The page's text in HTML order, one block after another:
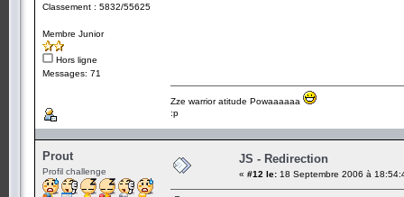
Classement : 5832/55625
Membre Junior
Hors ligne
Messages: 71
Zze warrior atitude Powaaaaaa
:p
Prout
Profil challenge
JS - Redirection
« #12 le: 18 Septembre 2006 à